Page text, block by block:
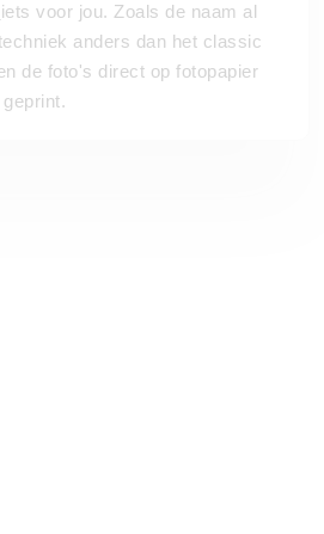
iets voor jou. Zoals de naam al
anders dan het classic
de foto's direct op fotopapier